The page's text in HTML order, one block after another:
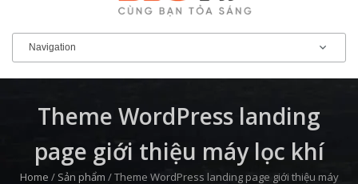
Theme WordPress landing
page giới thiệu máy lọc khí
Home / Sản phẩm /Theme WordPress landing page giới thiệu máy